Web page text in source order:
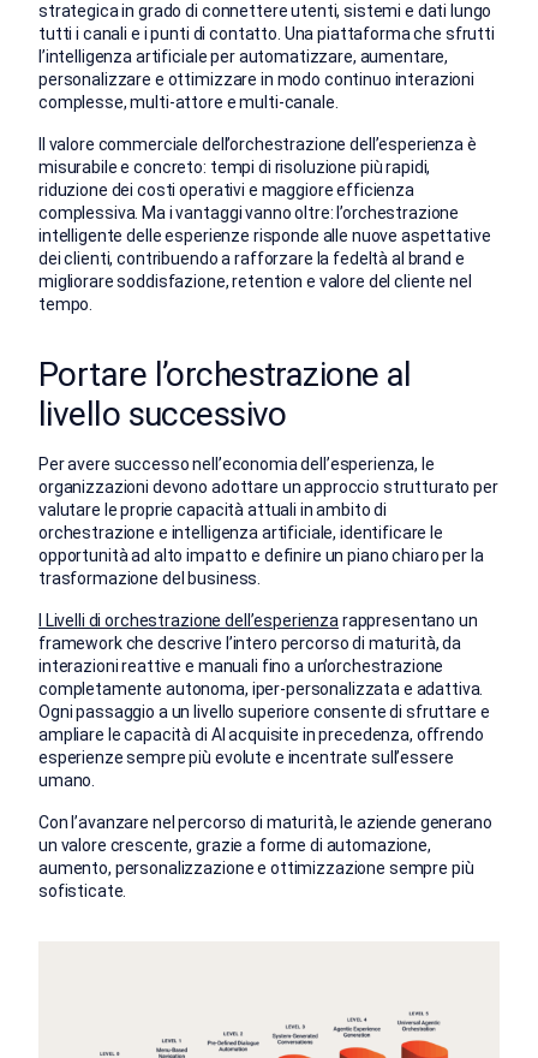
strategica in grado di connettere utenti, sistemi e dati lungo
tutti i canali e i punti di contatto. Una piattaforma che sfrutti
l’intelligenza artificiale per automatizzare, aumentare,
personalizzare e ottimizzare in modo continuo interazioni
complesse, multi-attore e multi-canale.
Il valore commerciale dell’orchestrazione dell’esperienza è
misurabile e concreto: tempi di risoluzione più rapidi,
riduzione dei costi operativi e maggiore efficienza
complessiva. Ma i vantaggi vanno oltre: l’orchestrazione
intelligente delle esperienze risponde alle nuove aspettative
dei clienti, contribuendo a rafforzare la fedeltà al brand e
migliorare soddisfazione, retention e valore del cliente nel
tempo.
Portare l’orchestrazione al
livello successivo
Per avere successo nell’economia dell’esperienza, le
organizzazioni devono adottare un approccio strutturato per
valutare le proprie capacità attuali in ambito di
orchestrazione e intelligenza artificiale, identificare le
opportunità ad alto impatto e definire un piano chiaro per la
trasformazione del business.
I Livelli di orchestrazione dell’esperienza rappresentano un
framework che descrive l’intero percorso di maturità, da
interazioni reattive e manuali fino a un’orchestrazione
completamente autonoma, iper-personalizzata e adattiva.
Ogni passaggio a un livello superiore consente di sfruttare e
ampliare le capacità di AI acquisite in precedenza, offrendo
esperienze sempre più evolute e incentrate sull’essere
umano.
Con l’avanzare nel percorso di maturità, le aziende generano
un valore crescente, grazie a forme di automazione,
aumento, personalizzazione e ottimizzazione sempre più
sofisticate.